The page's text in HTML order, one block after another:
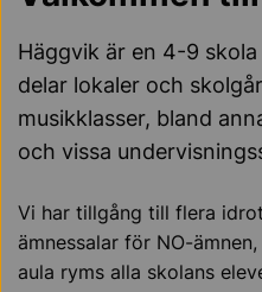
Häggvik är en 4-9
delar lokaler och
musikklasser, bland
och vissa
Vi har tillgång till flera
ämnessalar för NO-
aula ryms alla skolans